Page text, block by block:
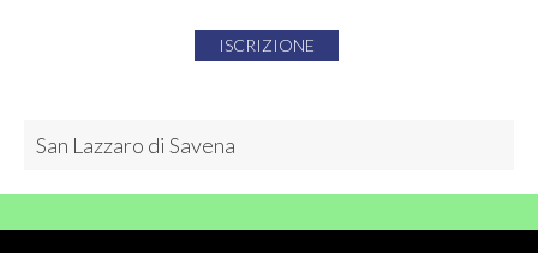
ISCRIZIONE
San Lazzaro di Savena